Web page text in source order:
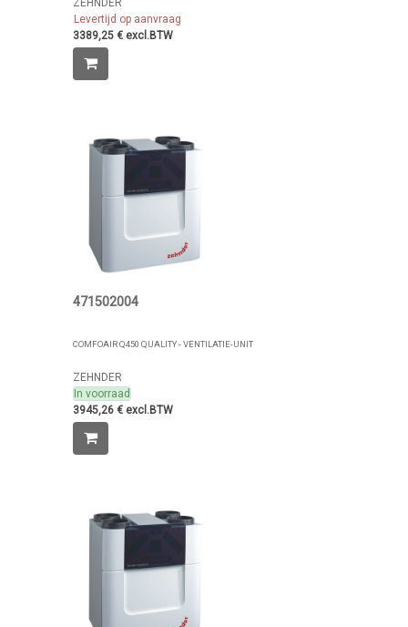
ZEHNDER
Levertijd op aanvraag
3389,25 € excl.BTW
471502004
COMFOAIR Q450 QUALITY - VENTILATIE-UNIT
ZEHNDER
In voorraad
3945,26 € excl.BTW